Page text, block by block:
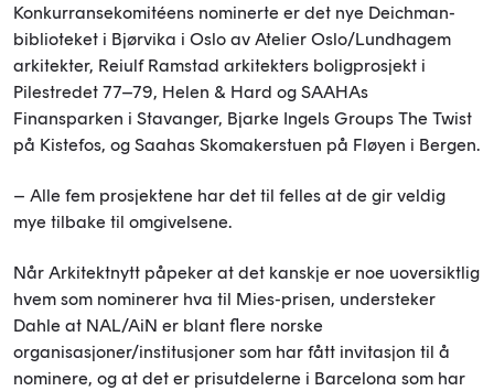
Konkurransekomitéens nominerte er det nye Deichman-
biblioteket i Bjørvika i Oslo av Atelier Oslo/Lundhagem
arkitekter, Reiulf Ramstad arkitekters boligprosjekt i
Pilestredet 77–79, Helen & Hard og SAAHAs
Finansparken i Stavanger, Bjarke Ingels Groups The Twist
på Kistefos, og Saahas Skomakerstuen på Fløyen i Bergen.
– Alle fem prosjektene har det til felles at de gir veldig
mye tilbake til omgivelsene.
Når Arkitektnytt påpeker at det kanskje er noe uoversiktlig
hvem som nominerer hva til Mies-prisen, understeker
Dahle at NAL/AiN er blant flere norske
organisasjoner/institusjoner som har fått invitasjon til å
nominere, og at det er prisutdelerne i Barcelona som har